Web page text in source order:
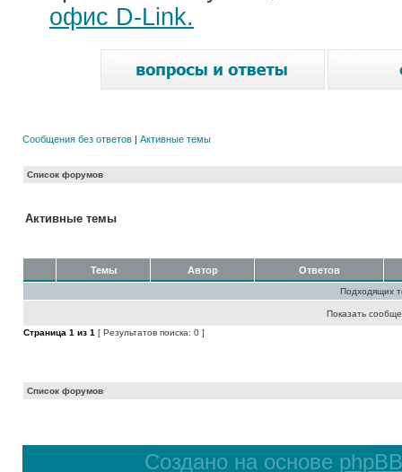
офис D-Link.
Сообщения без ответов | Активные темы
Список форумов
Активные темы
Темы Автор Ответов
Подходящих
Показать
Страница 1 из 1 [ Результатов поиска: 0 ]
Список форумов
Создано на основе phpBB